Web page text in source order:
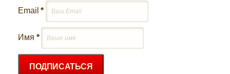
Email *
Имя *
ПОДПИСАТЬСЯ